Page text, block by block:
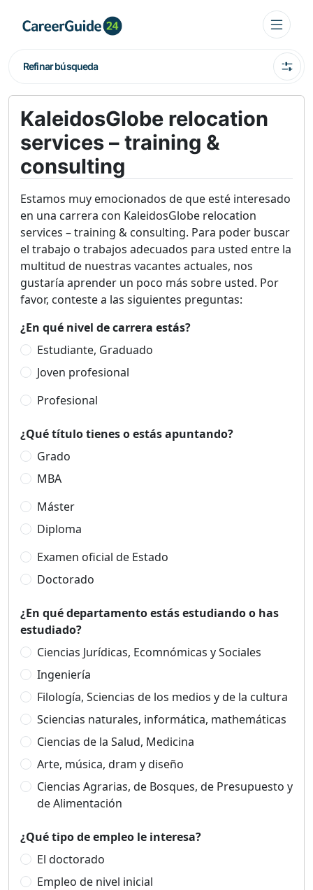
Refinar búsqueda
KaleidosGlobe relocation
services – training &
consulting
Estamos muy emocionados de que esté interesado
en una carrera con KaleidosGlobe relocation
services – training & consulting. Para poder buscar
el trabajo o trabajos adecuados para usted entre la
multitud de nuestras vacantes actuales, nos
gustaría aprender un poco más sobre usted. Por
favor, conteste a las siguientes preguntas:
¿En qué nivel de carrera estás?
Estudiante, Graduado
Joven profesional
Profesional
¿Qué título tienes o estás apuntando?
Grado
MBA
Máster
Diploma
Examen oficial de Estado
Doctorado
¿En qué departamento estás estudiando o has
estudiado?
Ciencias Jurídicas, Ecomnómicas y Sociales
Ingeniería
Filología, Sciencias de los medios y de la cultura
Sciencias naturales, informática, mathemáticas
Ciencias de la Salud, Medicina
Arte, música, dram y diseño
Ciencias Agrarias, de Bosques, de Presupuesto y
de Alimentación
¿Qué tipo de empleo le interesa?
El doctorado
Empleo de nivel inicial